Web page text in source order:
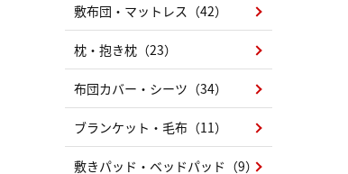
敷布団・マットレス（42）
枕・抱き枕（23）
布団カバー・シーツ（34）
ブランケット・毛布（11）
敷きパッド・ベッドパッド（9）